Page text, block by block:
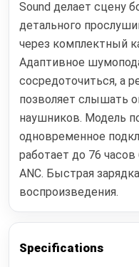
Sound делает сцену
детального
через комплектный
Адаптивное
сосредоточиться, а
позволяет слышать
наушников. Модель
одновременное
работает до 76 часов
ANC. Быстрая
воспроизведения.
Specifications